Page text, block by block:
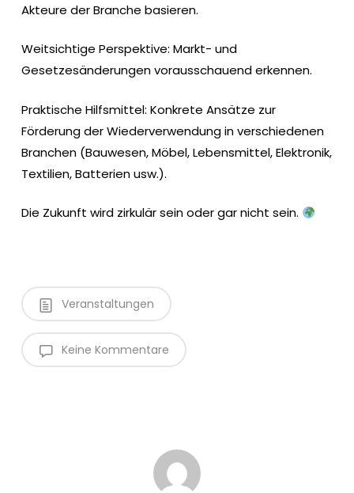
Akteure der Branche basieren.
Weitsichtige Perspektive: Markt- und
Gesetzesänderungen vorausschauend erkennen.
Praktische Hilfsmittel: Konkrete Ansätze zur
Förderung der Wiederverwendung in verschiedenen
Branchen (Bauwesen, Möbel, Lebensmittel, Elektronik,
Textilien, Batterien usw.).
Die Zukunft wird zirkulär sein oder gar nicht sein.
Veranstaltungen
Keine Kommentare